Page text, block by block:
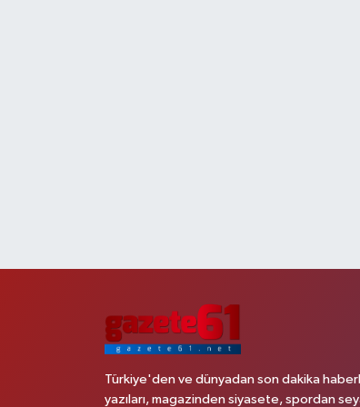
Türkiye'den ve dünyadan son dakika
yazıları, magazinden siyasete, spordan